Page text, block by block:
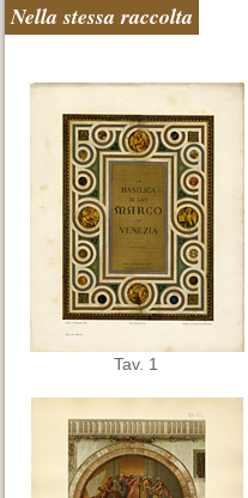
Nella stessa raccolta
Tav. 1